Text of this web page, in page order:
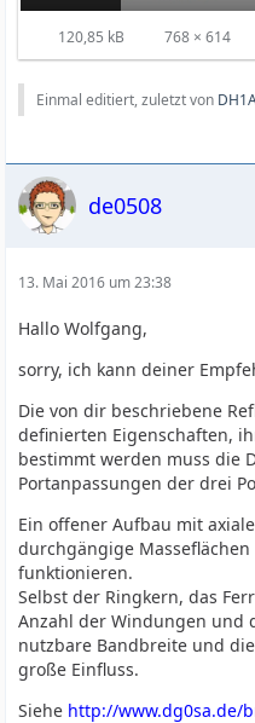
120,85 kB 768 × 614
Einmal editiert, zuletzt von
de0508
13. Mai 2016 um 23:38
Hallo Wolfgang,
sorry, ich kann deiner
Die von dir beschriebene
definierten Eigenschaften,
bestimmt werden muss die
Portanpassungen der drei
Ein offener Aufbau mit
durchgängige
funktionieren.
Selbst der Ringkern, das
Anzahl der Windungen und
nutzbare Bandbreite und
große Einfluss.
Siehe http://www.dg0sa.de/